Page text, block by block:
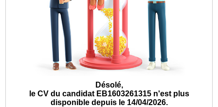
Désolé,
le CV du candidat EB1603261315 n'est plus
disponible depuis le 14/04/2026.